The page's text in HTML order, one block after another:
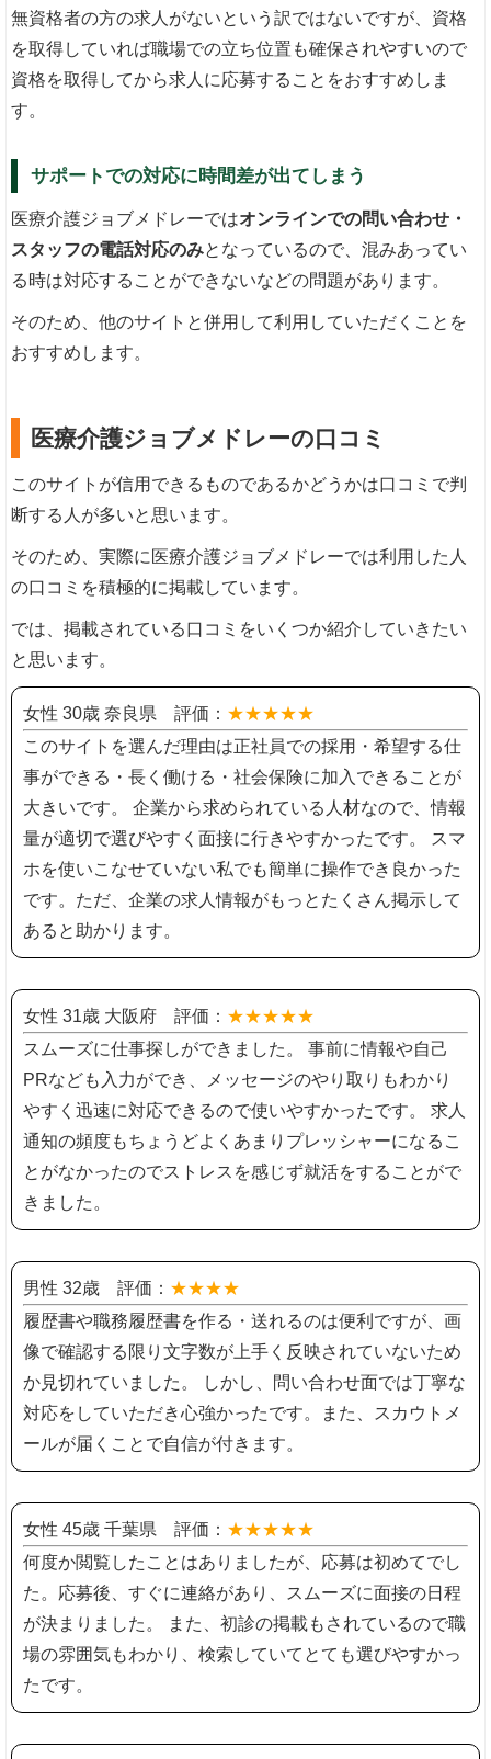
無資格者の方の求人がないという訳ではないですが、資格
を取得していれば職場での立ち位置も確保されやすいので
資格を取得してから求人に応募することをおすすめしま
す。
サポートでの対応に時間差が出てしまう
医療介護ジョブメドレーではオンラインでの問い合わせ・
スタッフの電話対応のみとなっているので、混みあってい
る時は対応することができないなどの問題があります。
そのため、他のサイトと併用して利用していただくことを
おすすめします。
医療介護ジョブメドレーの口コミ
このサイトが信用できるものであるかどうかは口コミで判
断する人が多いと思います。
そのため、実際に医療介護ジョブメドレーでは利用した人
の口コミを積極的に掲載しています。
では、掲載されている口コミをいくつか紹介していきたい
と思います。
女性 30歳 奈良県 評価： ★★★★★
このサイトを選んだ理由は正社員での採用・希望する仕
事ができる・長く働ける・社会保険に加入できることが
大きいです。 企業から求められている人材なので、情報
量が適切で選びやすく面接に行きやすかったです。 スマ
ホを使いこなせていない私でも簡単に操作でき良かった
です。ただ、企業の求人情報がもっとたくさん掲示して
あると助かります。
女性 31歳 大阪府 評価： ★★★★★
スムーズに仕事探しができました。 事前に情報や自己
PRなども入力ができ、メッセージのやり取りもわかり
やすく迅速に対応できるので使いやすかったです。 求人
通知の頻度もちょうどよくあまりプレッシャーになるこ
とがなかったのでストレスを感じず就活をすることがで
きました。
男性 32歳 評価： ★★★★
履歴書や職務履歴書を作る・送れるのは便利ですが、画
像で確認する限り文字数が上手く反映されていないため
か見切れていました。 しかし、問い合わせ面では丁寧な
対応をしていただき心強かったです。また、スカウトメ
ールが届くことで自信が付きます。
女性 45歳 千葉県 評価： ★★★★★
何度か閲覧したことはありましたが、応募は初めてでし
た。応募後、すぐに連絡があり、スムーズに面接の日程
が決まりました。 また、初診の掲載もされているので職
場の雰囲気もわかり、検索していてとても選びやすかっ
たです。